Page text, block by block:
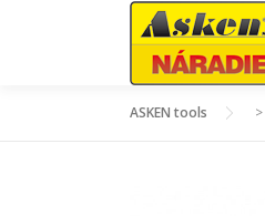
ASKEN tools >